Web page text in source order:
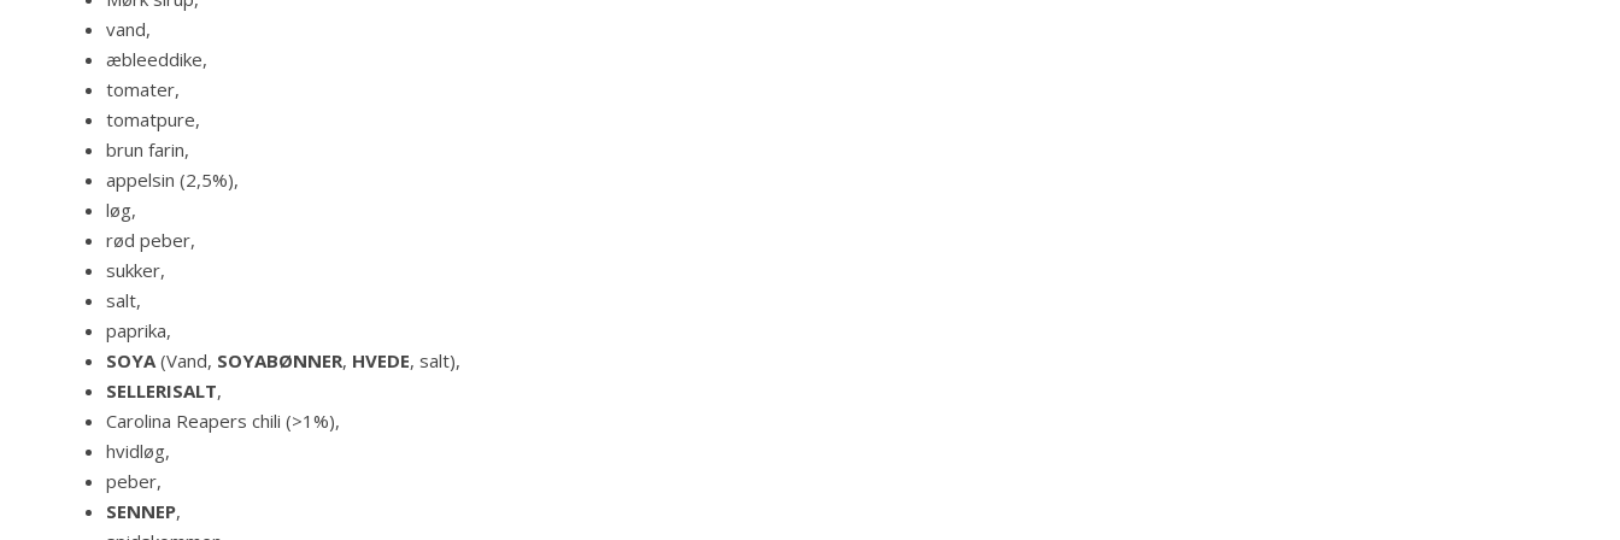
vand,
æbleeddike,
tomater,
tomatpure,
brun farin,
appelsin (2,5%),
løg,
rød peber,
sukker,
salt,
paprika,
SOYA(Vand, SOYABØNNER, HVEDE, salt),
SELLERISALT,
Carolina Reapers chili (>1%),
hvidløg,
peber,
SENNEP,